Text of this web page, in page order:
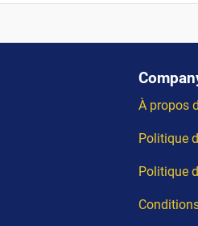
À propos
Politique
Politique